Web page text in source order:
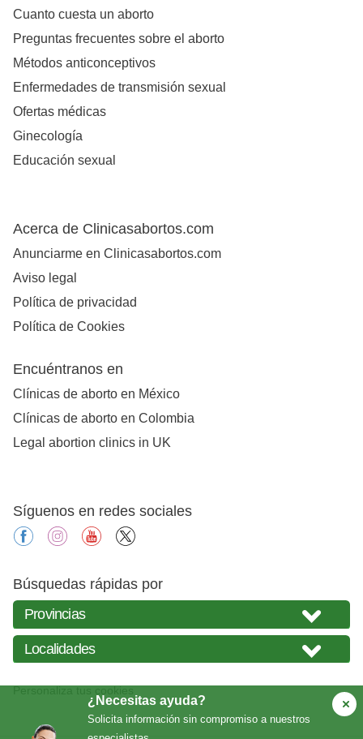
¿Necesitas ayuda?
Solicita información sin compromiso a nuestros
Cuanto cuesta un aborto
Preguntas frecuentes sobre el aborto
Métodos anticonceptivos
Enfermedades de transmisión sexual
Ofertas médicas
Ginecología
Educación sexual
Acerca de Clinicasabortos.com
Anunciarme en Clinicasabortos.com
Aviso legal
Política de privacidad
Política de Cookies
Encuéntranos en
Clínicas de aborto en México
Clínicas de aborto en Colombia
Legal abortion clinics in UK
Síguenos en redes sociales
facebookinstagramyoutube
Búsquedas rápidas por